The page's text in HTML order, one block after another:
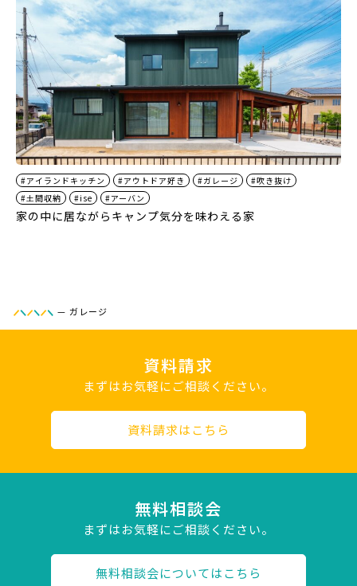
#アイランドキッチン #アウトドア好き #ガレージ
#吹き抜け
#土間収納
#ise #アーバン
家の中に居ながらキャンプ気分を味わえる家
— ガレージ
資料請求
まずはお気軽にご相談ください。
資料請求はこちら
無料相談会
まずはお気軽にご相談ください。
無料相談会についてはこちら